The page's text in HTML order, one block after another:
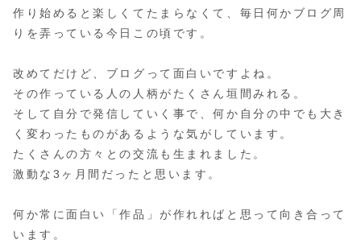
作り始めると楽しくてたまらなくて、毎日何かブログ周
りを弄っている今日この頃です。
改めてだけど、ブログって面白いですよね。
その作っている人の人柄がたくさん垣間みれる。
そして自分で発信していく事で、何か自分の中でも大き
く変わったものがあるような気がしています。
たくさんの方々との交流も生まれました。
激動な3ヶ月間だったと思います。
何か常に面白い「作品」が作れればと思って向き合って
います。